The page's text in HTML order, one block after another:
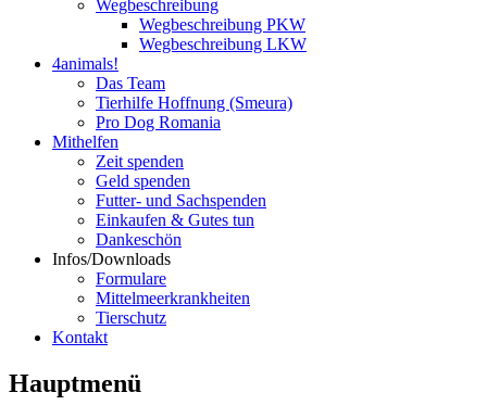
Wegbeschreibung
Wegbeschreibung PKW
Wegbeschreibung LKW
4animals!
Das Team
Tierhilfe Hoffnung (Smeura)
Pro Dog Romania
Mithelfen
Zeit spenden
Geld spenden
Futter- und Sachspenden
Einkaufen & Gutes tun
Dankeschön
Infos/Downloads
Formulare
Mittelmeerkrankheiten
Tierschutz
Kontakt
Hauptmenü